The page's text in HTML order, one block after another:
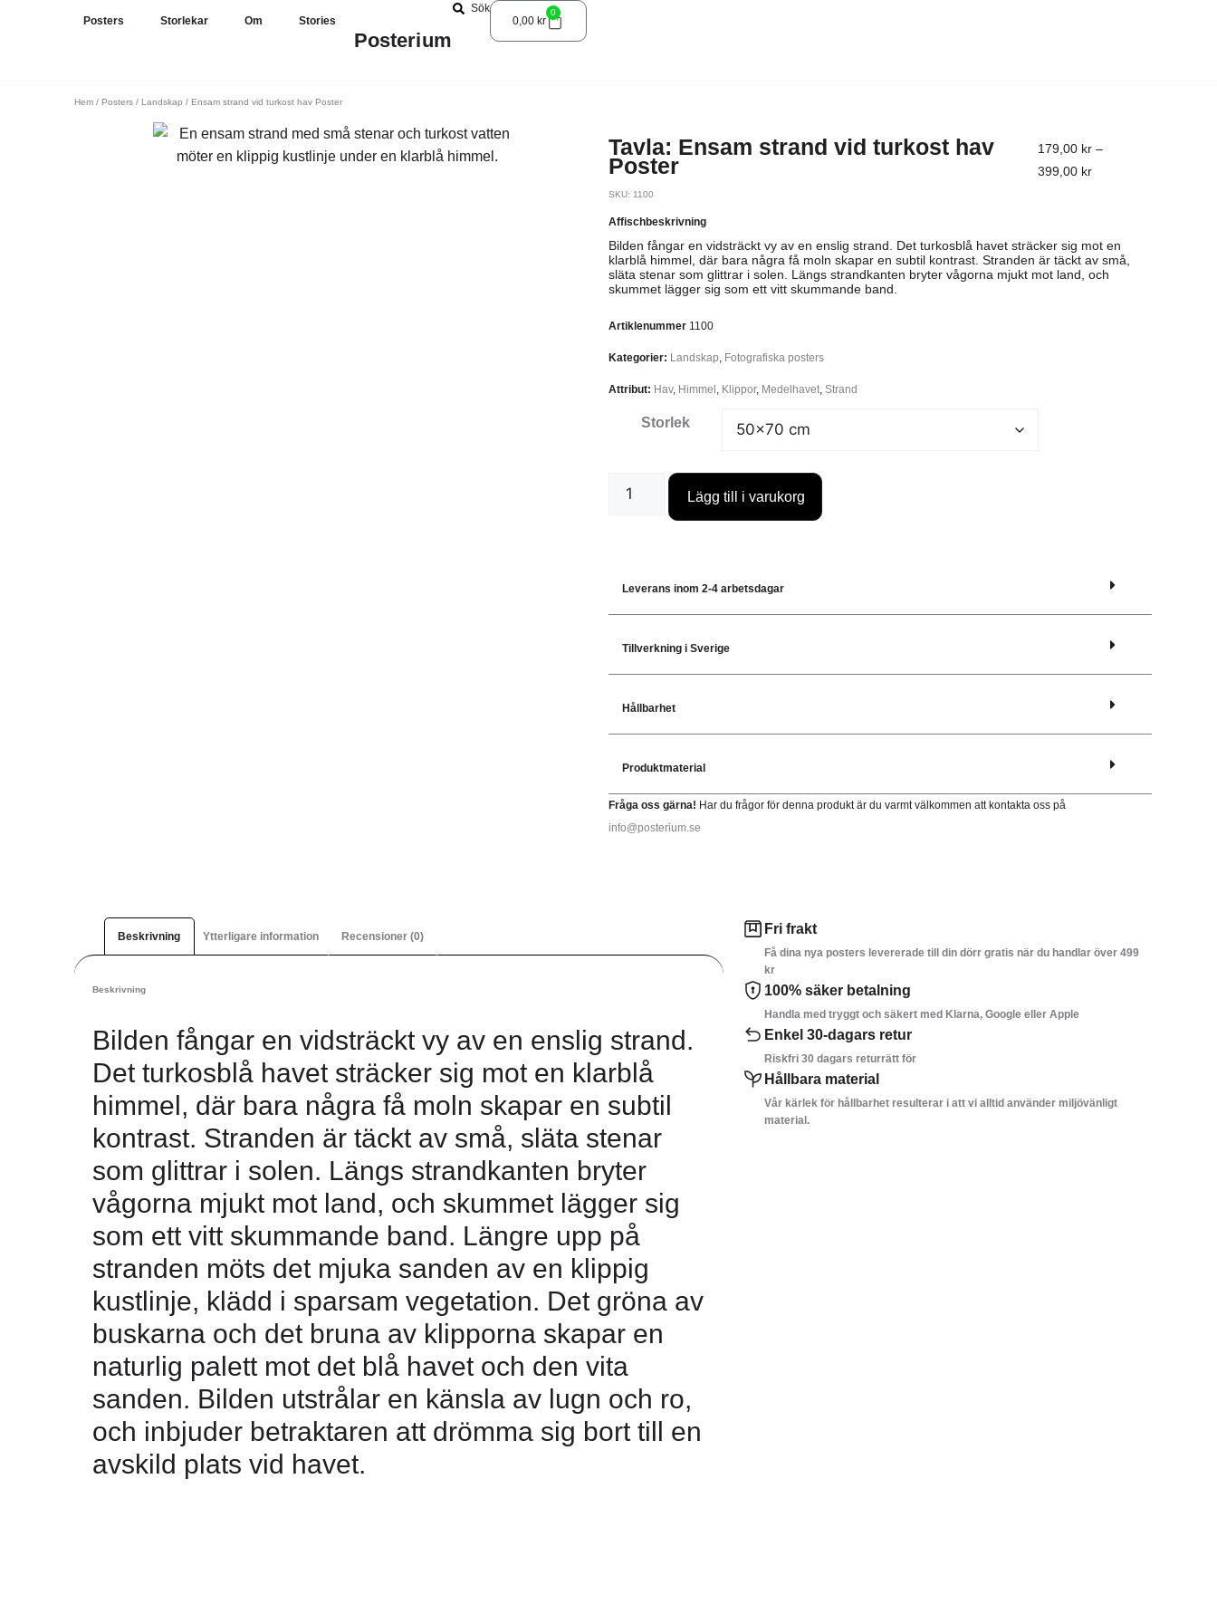
Posters Storlekar Om Stories
Posterium
Sök
0,00 kr
0
Hem / Posters / Landskap / Ensam strand vid turkost hav Poster
Tavla: Ensam strand vid turkost hav
Poster
179,00 kr –
399,00 kr
SKU: 1100
Affischbeskrivning
Bilden fångar en vidsträckt vy av en enslig strand. Det turkosblå havet sträcker sig mot en
klarblå himmel, där bara några få moln skapar en subtil kontrast. Stranden är täckt av små,
släta stenar som glittrar i solen. Längs strandkanten bryter vågorna mjukt mot land, och
skummet lägger sig som ett vitt skummande band.
Artiklenummer 1100
Kategorier: Landskap, Fotografiska posters
Attribut: Hav, Himmel , Klippor, Medelhavet, Strand
Storlek
Lägg till i varukorg
Leverans inom 2-4 arbetsdagar
Tillverkning i Sverige
Hållbarhet
Produktmaterial
Fråga oss gärna! Har du frågor för denna produkt är du varmt välkommen att kontakta oss på
info@posterium.se
Beskrivning Ytterligare information Recensioner (0)
Beskrivning
Bilden fångar en vidsträckt vy av en enslig strand.
Det turkosblå havet sträcker sig mot en klarblå
himmel, där bara några få moln skapar en subtil
kontrast. Stranden är täckt av små, släta stenar
som glittrar i solen. Längs strandkanten bryter
vågorna mjukt mot land, och skummet lägger sig
som ett vitt skummande band. Längre upp på
stranden möts det mjuka sanden av en klippig
kustlinje, klädd i sparsam vegetation. Det gröna av
buskarna och det bruna av klipporna skapar en
naturlig palett mot det blå havet och den vita
sanden. Bilden utstrålar en känsla av lugn och ro,
och inbjuder betraktaren att drömma sig bort till en
avskild plats vid havet.
Fri frakt
Få dina nya posters levererade till din dörr gratis när du handlar över 499
kr
100% säker betalning
Handla med tryggt och säkert med Klarna, Google eller Apple
Enkel 30-dagars retur
Riskfri 30 dagars returrätt för
Hållbara material
Vår kärlek för hållbarhet resulterar i att vi alltid använder miljövänligt
material.